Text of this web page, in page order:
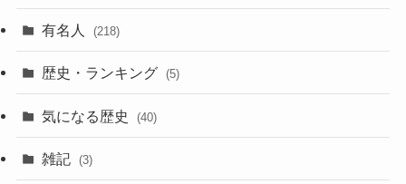
有名人 (218)
歴史・ランキング (5)
気になる歴史 (40)
雑記 (3)